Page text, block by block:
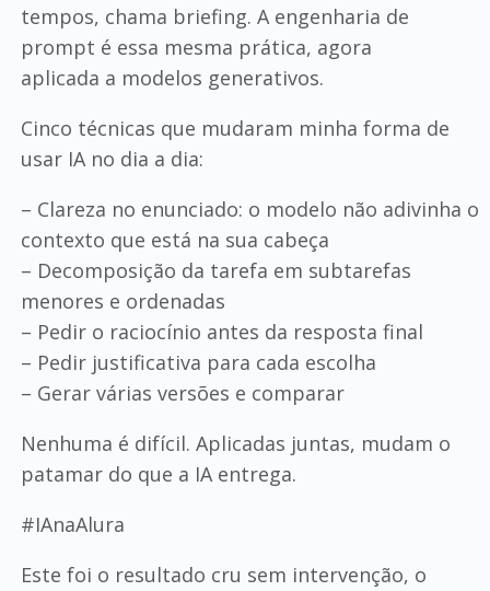
tempos, chama briefing. A engenharia de
prompt é essa mesma prática, agora
aplicada a modelos generativos.
Cinco técnicas que mudaram minha forma de
usar IA no dia a dia:
– Clareza no enunciado: o modelo não adivinha o
contexto que está na sua cabeça
– Decomposição da tarefa em subtarefas
menores e ordenadas
– Pedir o raciocínio antes da resposta final
– Pedir justificativa para cada escolha
– Gerar várias versões e comparar
Nenhuma é difícil. Aplicadas juntas, mudam o
patamar do que a IA entrega.
#IAnaAlura
Este foi o resultado cru sem intervenção, o